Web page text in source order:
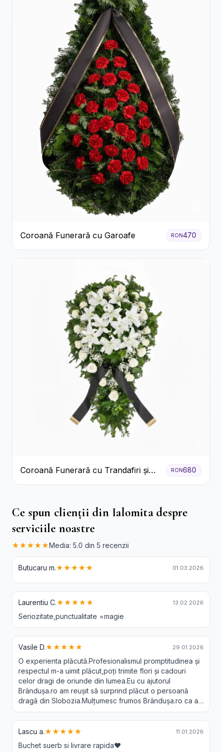
Coroană Funerară cu Garoafe RON470
Coroană Funerară cu Trandafiri și
Crini
RON680
Ce spun clienții din Ialomita despre
serviciile noastre
★★★★★Media: 5.0 din 5 recenzii
Butucaru m.★★★★★ 01.03.2026
Laurentiu C.★★★★★ 13.02.2026
Seriozitate,punctualitate =magie
Vasile D.★★★★★ 29.01.2026
O experienta plăcută.Profesionalismul promptitudinea și
respectul m-a uimit plăcut,poți trimite flori și cadouri
celor dragi de oriunde din lumea.Eu cu ajutorul
Brândușa.ro am reușit să surprind plăcut o persoană
dragă din Slobozia.Mulțumesc frumos Brândușa.ro ca a-
ți făcut posibil acest lucru.Recomand 😘❤️
Lascu a.★★★★★ 11.01.2026
Buchet suerb si livrare rapida❤️